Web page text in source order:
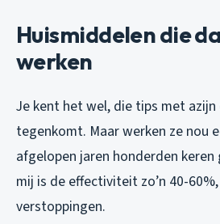
Huismiddelen die
werken
Je kent het wel, die tips met
tegenkomt. Maar werken ze nou
afgelopen jaren honderden
mij is de effectiviteit zo’n 40-
verstoppingen.